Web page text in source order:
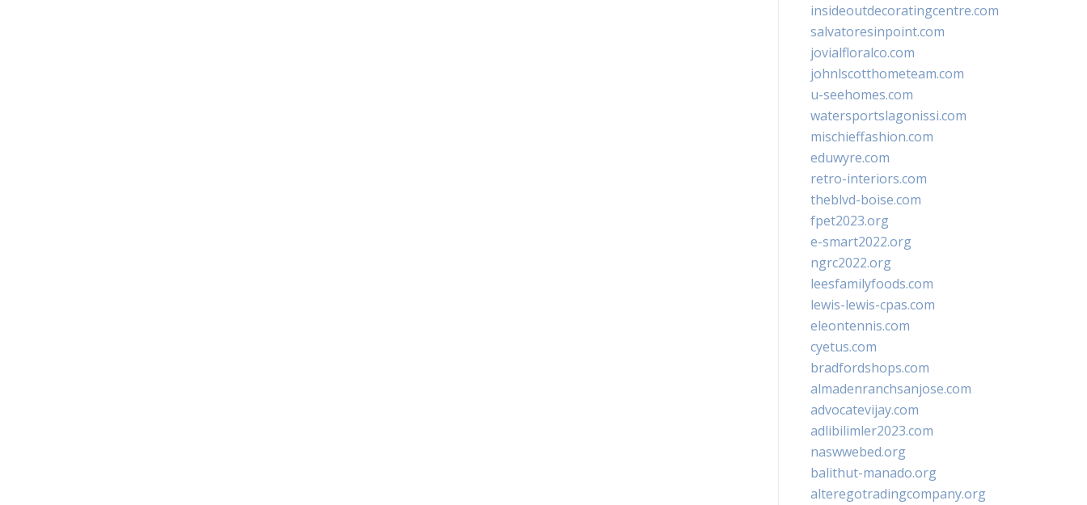
insideoutdecoratingcentre.com
salvatoresinpoint.com
jovialfloralco.com
johnlscotthometeam.com
u-seehomes.com
watersportslagonissi.com
mischieffashion.com
eduwyre.com
retro-interiors.com
theblvd-boise.com
fpet2023.org
e-smart2022.org
ngrc2022.org
leesfamilyfoods.com
lewis-lewis-cpas.com
eleontennis.com
cyetus.com
bradfordshops.com
almadenranchsanjose.com
advocatevijay.com
adlibilimler2023.com
naswwebed.org
balithut-manado.org
alteregotradingcompany.org